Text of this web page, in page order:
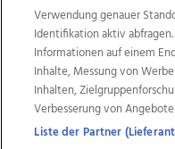
Weitere Angebote
TV1 di-mog-i.at
Life Radio
OÖN Karriere
Regionaljobs
Verwendung genauer
Identifikation aktiv
Informationen auf einem
Inhalte, Messung von
Inhalten,
Verbesserung von
Liste der Partner